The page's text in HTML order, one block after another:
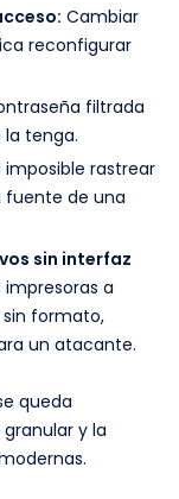
Cambiar
reconfigurar
filtrada
tenga.
imposible rastrear
fuente de una
sin interfaz
impresoras a
formato,
un atacante.
queda
y la